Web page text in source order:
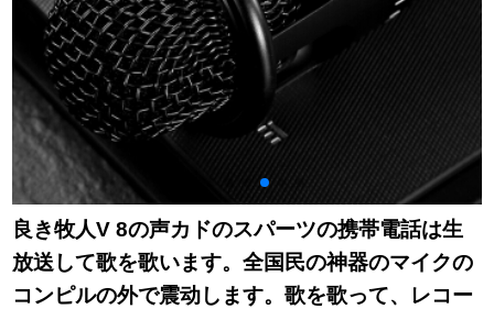
良き牧人V 8の声カドのスパーツの携帯電話は生
放送して歌を歌います。全国民の神器のマイクの
コンピルの外で震动します。歌を歌って、レコー